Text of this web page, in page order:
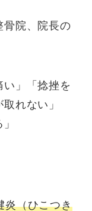
骨院、院長の
い」「捻挫を
れない」
炎（ひこつき